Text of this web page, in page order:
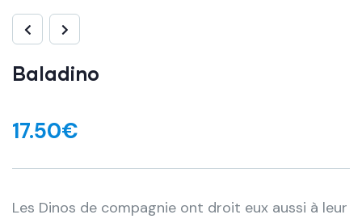
Baladino
17.50€
Les Dinos de compagnie ont droit eux aussi à leur